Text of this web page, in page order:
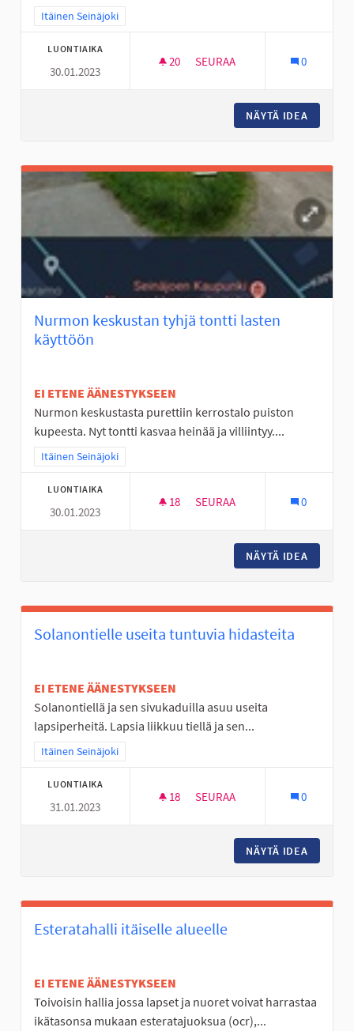
Rajaa tulokset teeman mukaan: Itäinen Seinäjoki
Itäinen Seinäjoki
LUONTIAIKA
30.01.2023
20 20 SEURAAJAA
SEURAA 0
NÄYTÄ IDEA
Nurmon keskustan tyhjä tontti lasten
käyttöön
EI ETENE ÄÄNESTYKSEEN
Nurmon keskustasta purettiin kerrostalo puiston
kupeesta. Nyt tontti kasvaa heinää ja villiintyy....
Rajaa tulokset teeman mukaan: Itäinen Seinäjoki
Itäinen Seinäjoki
LUONTIAIKA
30.01.2023
18 18 SEURAAJAA
SEURAA 0
NÄYTÄ IDEA
Solanontielle useita tuntuvia hidasteita
EI ETENE ÄÄNESTYKSEEN
Solanontiellä ja sen sivukaduilla asuu useita
lapsiperheitä. Lapsia liikkuu tiellä ja sen...
Rajaa tulokset teeman mukaan: Itäinen Seinäjoki
Itäinen Seinäjoki
LUONTIAIKA
31.01.2023
18 18 SEURAAJAA
SEURAA 0
NÄYTÄ IDEA
Esteratahalli itäiselle alueelle
EI ETENE ÄÄNESTYKSEEN
Toivoisin hallia jossa lapset ja nuoret voivat harrastaa
ikätasonsa mukaan esteratajuoksua (ocr),...